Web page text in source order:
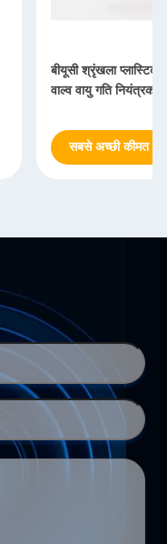
बीयूसी श्रृंखला प्लास्टिक
वाल्व वायु गति नियंत्रक
सबसे अच्छी कीमत पाएं